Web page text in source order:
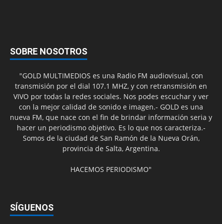
SOBRE NOSOTROS
"GOLD MULTIMEDIOS es una Radio FM audiovisual, con
transmisión por el dial 107.1 MHZ, y con retransmisión en
VIVO por todas la redes sociales. Nos podes escuchar y ver
con la mejor calidad de sonido e imagen.- GOLD es una
nueva FM, que nace con el fin de brindar información seria y
hacer un periodismo objetivo. Es lo que nos caracteriza.-
Somos de la ciudad de San Ramón de la Nueva Orán,
provincia de Salta, Argentina.
HACEMOS PERIODISMO"
SÍGUENOS